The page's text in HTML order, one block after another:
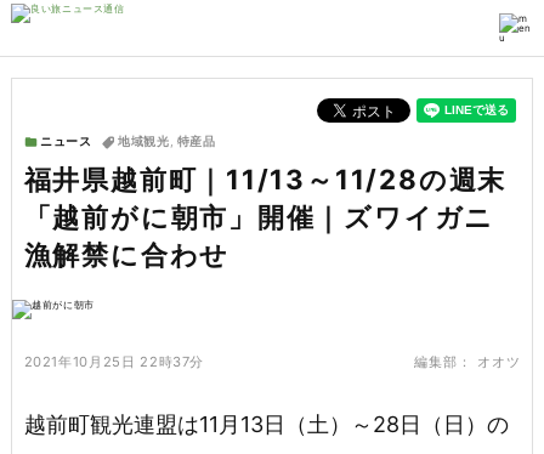
ニュース 地域観光, 特産品
福井県越前町｜11/13～11/28の週末
「越前がに朝市」開催｜ズワイガニ
漁解禁に合わせ
2021年10月25日 22時37分 編集部： オオツ
越前町観光連盟は11月13日（土）～28日（日）の